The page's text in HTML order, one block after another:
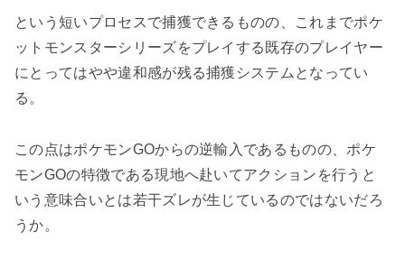
という短いプロセスで捕獲できるものの、これまでポケ
ットモンスターシリーズをプレイする既存のプレイヤー
にとってはやや違和感が残る捕獲システムとなってい
る。
この点はポケモンGOからの逆輸入であるものの、ポケ
モンGOの特徴である現地へ赴いてアクションを行うと
いう意味合いとは若干ズレが生じているのではないだろ
うか。